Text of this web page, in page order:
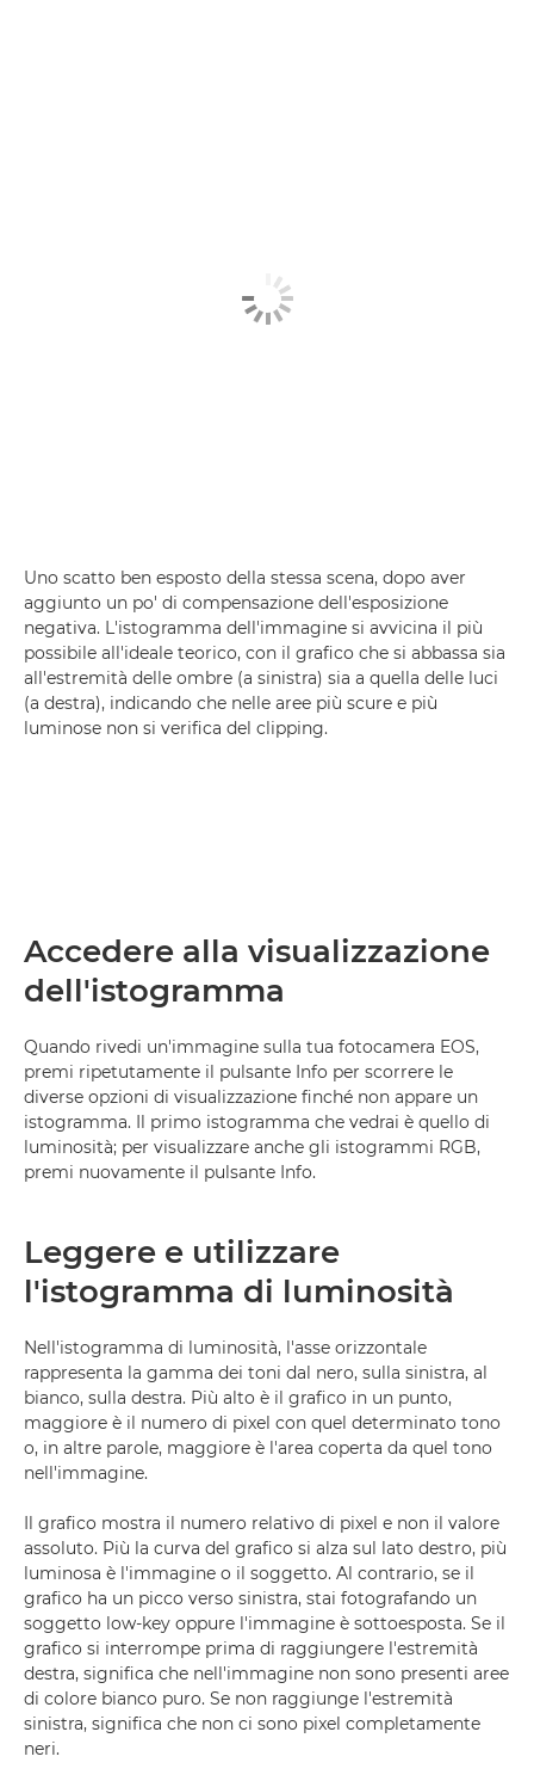
Uno scatto ben esposto della stessa scena, dopo aver
aggiunto un po' di compensazione dell'esposizione
negativa. L'istogramma dell'immagine si avvicina il più
possibile all'ideale teorico, con il grafico che si abbassa sia
all'estremità delle ombre (a sinistra) sia a quella delle luci
(a destra), indicando che nelle aree più scure e più
luminose non si verifica del clipping.
Accedere alla visualizzazione
dell'istogramma
Quando rivedi un'immagine sulla tua fotocamera EOS,
premi ripetutamente il pulsante Info per scorrere le
diverse opzioni di visualizzazione finché non appare un
istogramma. Il primo istogramma che vedrai è quello di
luminosità; per visualizzare anche gli istogrammi RGB,
premi nuovamente il pulsante Info.
Leggere e utilizzare
l'istogramma di luminosità
Nell'istogramma di luminosità, l'asse orizzontale
rappresenta la gamma dei toni dal nero, sulla sinistra, al
bianco, sulla destra. Più alto è il grafico in un punto,
maggiore è il numero di pixel con quel determinato tono
o, in altre parole, maggiore è l'area coperta da quel tono
nell'immagine.
Il grafico mostra il numero relativo di pixel e non il valore
assoluto. Più la curva del grafico si alza sul lato destro, più
luminosa è l'immagine o il soggetto. Al contrario, se il
grafico ha un picco verso sinistra, stai fotografando un
soggetto low-key oppure l'immagine è sottoesposta. Se il
grafico si interrompe prima di raggiungere l'estremità
destra, significa che nell'immagine non sono presenti aree
di colore bianco puro. Se non raggiunge l'estremità
sinistra, significa che non ci sono pixel completamente
neri.